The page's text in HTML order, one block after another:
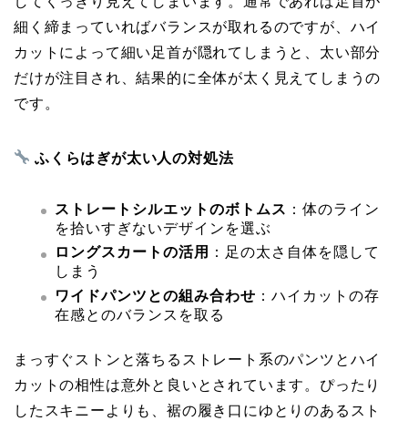
細く締まっていればバランスが取れるのですが、ハイ
カットによって細い足首が隠れてしまうと、太い部分
だけが注目され、結果的に全体が太く見えてしまうの
です。
ふくらはぎが太い人の対処法
ストレートシルエットのボトムス ：体のライン
を拾いすぎないデザインを選ぶ
ロングスカートの活用
：足の太さ自体を隠して
しまう
ワイドパンツとの組み合わせ ：ハイカットの存
在感とのバランスを取る
まっすぐストンと落ちるストレート系のパンツとハイ
カットの相性は意外と良いとされています。ぴったり
したスキニーよりも、裾の履き口にゆとりのあるスト